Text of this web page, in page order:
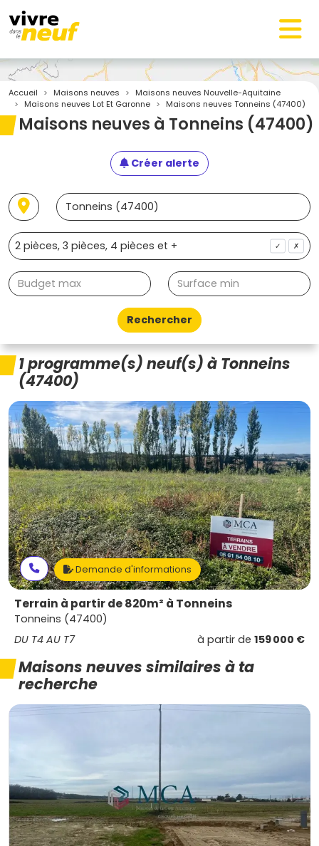
Accueil Maisons neuves
Maisons neuves Nouvelle-Aquitaine
Maisons neuves Lot Et Garonne
Maisons neuves Tonneins (47400)
Maisons neuves à Tonneins (47400)
Créer alerte
✓ ✗
Rechercher
1 programme(s) neuf(s) à Tonneins
(47400)
Demande d'informations
Terrain à partir de 820m² à Tonneins
Tonneins (47400)
DU T4 AU T7
à partir de 159 000 €
Maisons neuves similaires à ta
recherche